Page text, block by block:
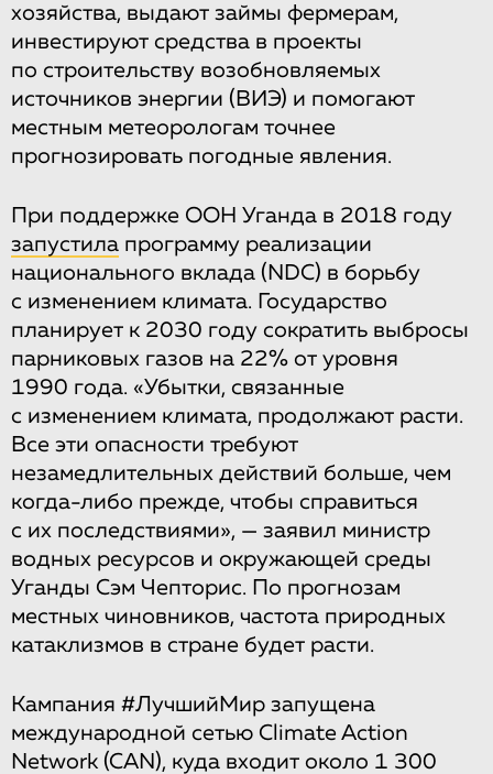
хозяйства, выдают займы фермерам,
инвестируют средства в проекты
по строительству возобновляемых
источников энергии (ВИЭ) и помогают
местным метеорологам точнее
прогнозировать погодные явления.
При поддержке ООН Уганда в 2018 году
запустила программу реализации
национального вклада (NDC) в борьбу
с изменением климата. Государство
планирует к 2030 году сократить выбросы
парниковых газов на 22% от уровня
1990 года. «Убытки, связанные
с изменением климата, продолжают расти.
Все эти опасности требуют
незамедлительных действий больше, чем
когда-либо прежде, чтобы справиться
с их последствиями», — заявил министр
водных ресурсов и окружающей среды
Уганды Сэм Чепторис. По прогнозам
местных чиновников, частота природных
катаклизмов в стране будет расти.
Кампания #ЛучшийМир запущена
международной сетью Climate Action
Network (CAN), куда входит около 1 300